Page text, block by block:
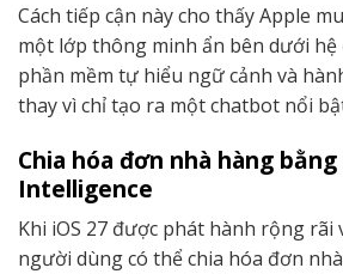
Cách tiếp cận này cho thấy Apple
một lớp thông minh ẩn bên dưới
phần mềm tự hiểu ngữ cảnh và
thay vì chỉ tạo ra một chatbot nổi
Chia hóa đơn nhà hàng
Intelligence
Khi iOS 27 được phát hành rộng rãi
người dùng có thể chia hóa đơn